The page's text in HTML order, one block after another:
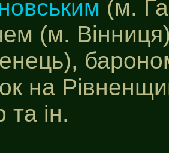
(м.
(м.
на
ін.